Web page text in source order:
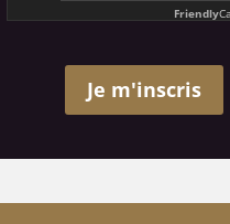
Friendly
Je m'inscris